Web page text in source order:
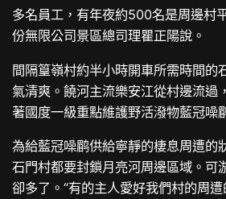
多名員工，有年夜約500名是周邊村
份無限公司景區總司理瞿正陽說。
間隔篁嶺村約半小時開車所需時間的
氣清爽。饒河主流樂安江從村邊流過
著國度一級重點維護野活潑物藍冠噪
為給藍冠噪鹛供給寧靜的棲息周遭的
石門村都要封鎖月亮河周邊區域。可
卻多了。“有的主人愛好我們村的周